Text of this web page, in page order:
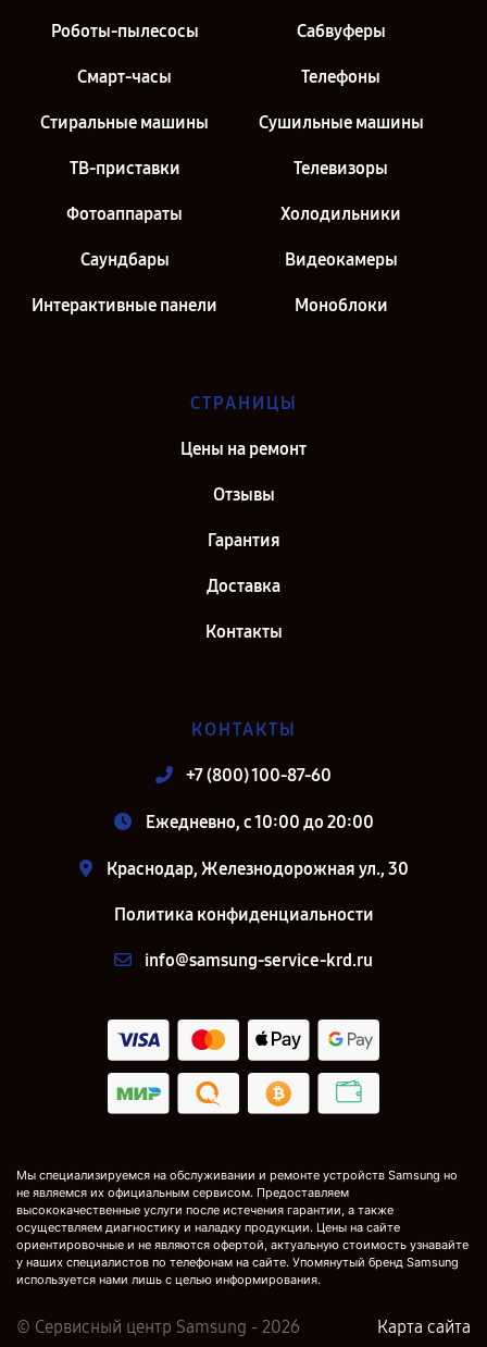
Роботы-пылесосы Сабвуферы
Смарт-часы Телефоны
Стиральные машины Сушильные машины
ТВ-приставки Телевизоры
Фотоаппараты Холодильники
Саундбары Видеокамеры
Интерактивные панели Моноблоки
СТРАНИЦЫ
Цены на ремонт
Отзывы
Гарантия
Доставка
Контакты
КОНТАКТЫ
+7 (800) 100-87-60
Ежедневно, с 10:00 до 20:00
Краснодар, Железнодорожная ул., 30
Политика конфиденциальности
info@samsung-service-krd.ru
Мы специализируемся на обслуживании и ремонте устройств Samsung но
не являемся их официальным сервисом. Предоставляем
высококачественные услуги после истечения гарантии, а также
осуществляем диагностику и наладку продукции. Цены на сайте
ориентировочные и не являются офертой, актуальную стоимость узнавайте
у наших специалистов по телефонам на сайте. Упомянутый бренд Samsung
используется нами лишь с целью информирования.
© Сервисный центр Samsung - 2026 Карта сайта